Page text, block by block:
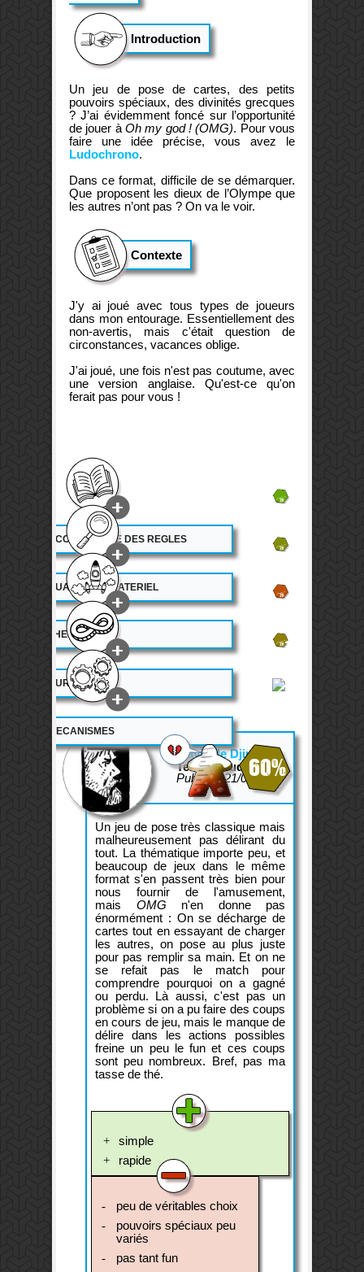
Introduction
Un jeu de pose de cartes, des petits
pouvoirs spéciaux, des divinités grecques
? J’ai évidemment foncé sur l’opportunité
de jouer à Oh my god ! (OMG). Pour vous
faire une idée précise, vous avez le
Ludochrono.
Dans ce format, difficile de se démarquer.
Que proposent les dieux de l’Olympe que
les autres n’ont pas ? On va le voir.
Contexte
J'y ai joué avec tous types de joueurs
dans mon entourage. Essentiellement des
non-avertis, mais c'était question de
circonstances, vacances oblige.
J'ai joué, une fois n'est pas coutume, avec
une version anglaise. Qu'est-ce qu'on
ferait pas pour vous !
ACCESSIBILITE DES REGLES
QUALITE DU MATERIEL
15.5
THEME
6.5
DUREE DE VIE
12.5
MECANISMES
11.5
60%
L'avis de Djinn42
Testeur Ludovox.fr
Publié le 21/03/2016
Un jeu de pose très classique mais
malheureusement pas délirant du
tout. La thématique importe peu, et
beaucoup de jeux dans le même
format s'en passent très bien pour
nous fournir de l'amusement,
mais OMG n'en donne pas
énormément : On se décharge de
cartes tout en essayant de charger
les autres, on pose au plus juste
pour pas remplir sa main. Et on ne
se refait pas le match pour
comprendre pourquoi on a gagné
ou perdu. Là aussi, c'est pas un
problème si on a pu faire des coups
en cours de jeu, mais le manque de
délire dans les actions possibles
freine un peu le fun et ces coups
sont peu nombreux. Bref, pas ma
tasse de thé.
simple
rapide
peu de véritables choix
pouvoirs spéciaux peu
variés
pas tant fun